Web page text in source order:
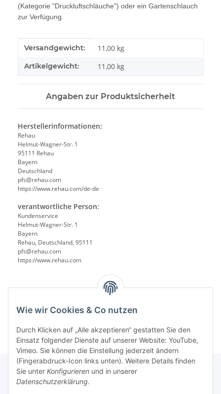
Wie wir Cookies & Co nutzen
Durch Klicken auf „Alle akzeptieren“ gestatten Sie den
Einsatz folgender Dienste auf unserer Website: YouTube,
Vimeo. Sie können die Einstellung jederzeit ändern
(Fingerabdruck-Icon links unten). Weitere Details finden
Sie unter Konfigurieren und in unserer
Datenschutzerklärung.
(Kategorie "Druckluftschläuche") oder ein Gartenschlauch
zur Verfügung.
Produkteigenschaft
Wert
Versandgewicht: 11,00 kg
Artikelgewicht: 11,00 kg
Angaben zur Produktsicherheit
Herstellerinformationen:
Rehau
Helmut-Wagner-Str. 1
95111 Rehau
Bayern
Deutschland
pfs@rehau.com
https://www.rehau.com/de-de
verantwortliche Person:
Kundenservice
Helmut-Wagner-Str. 1
Bayern
Rehau, Deutschland, 95111
pfs@rehau.com
https://www.rehau.com